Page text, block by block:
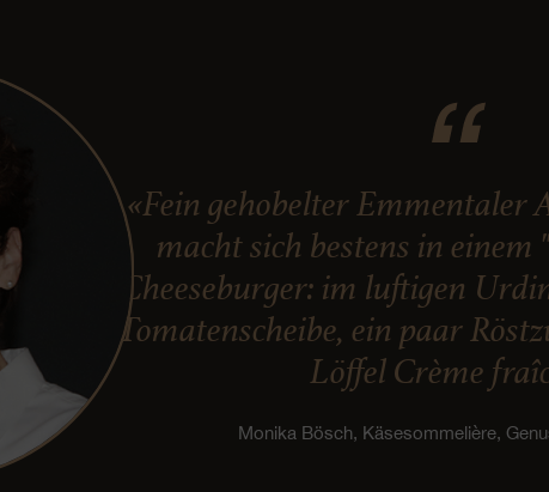
«Fein gehobelter Emmentaler
macht sich bestens in
Cheeseburger: im luftigen
Tomatenscheibe, ein paar
Löffel Crème
Monika Bösch, Käsesommelière,